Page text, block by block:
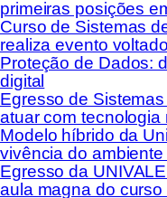
primeiras posições
Curso de Sistemas
realiza evento
Proteção de Dados:
digital
Egresso de
atuar com
Modelo híbrido da
vivência do
Egresso da
aula magna do